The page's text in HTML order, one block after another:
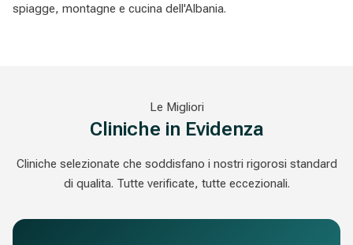
spiagge, montagne e cucina dell'Albania.
Le Migliori
Cliniche in Evidenza
Cliniche selezionate che soddisfano i nostri rigorosi standard
di qualita. Tutte verificate, tutte eccezionali.